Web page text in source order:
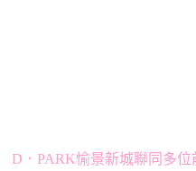
D．PARK愉景新城聯同多